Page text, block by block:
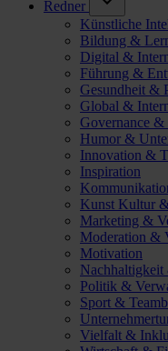
Redner
Künstliche
Bildung &
Digital &
Führung &
Gesundheit &
Global &
Governance &
Humor &
Innovation &
Inspiration
Kunst Kultur
Marketing &
Moderation &
Motivation
Politik &
Sport &
Vielfalt &